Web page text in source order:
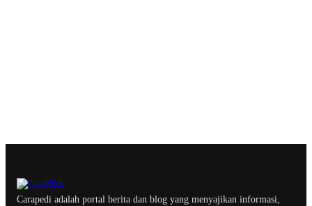
Carapedi adalah portal berita dan blog yang menyajikan informasi,